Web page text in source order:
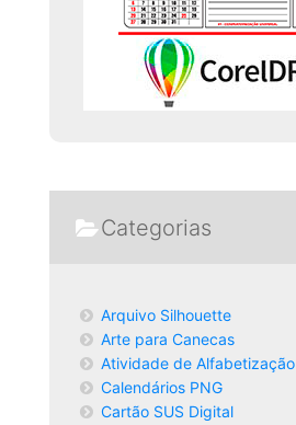
Categorias
Arquivo Silhouette
Arte para Canecas
Atividade de Alfabetização
Calendários PNG
Cartão SUS Digital